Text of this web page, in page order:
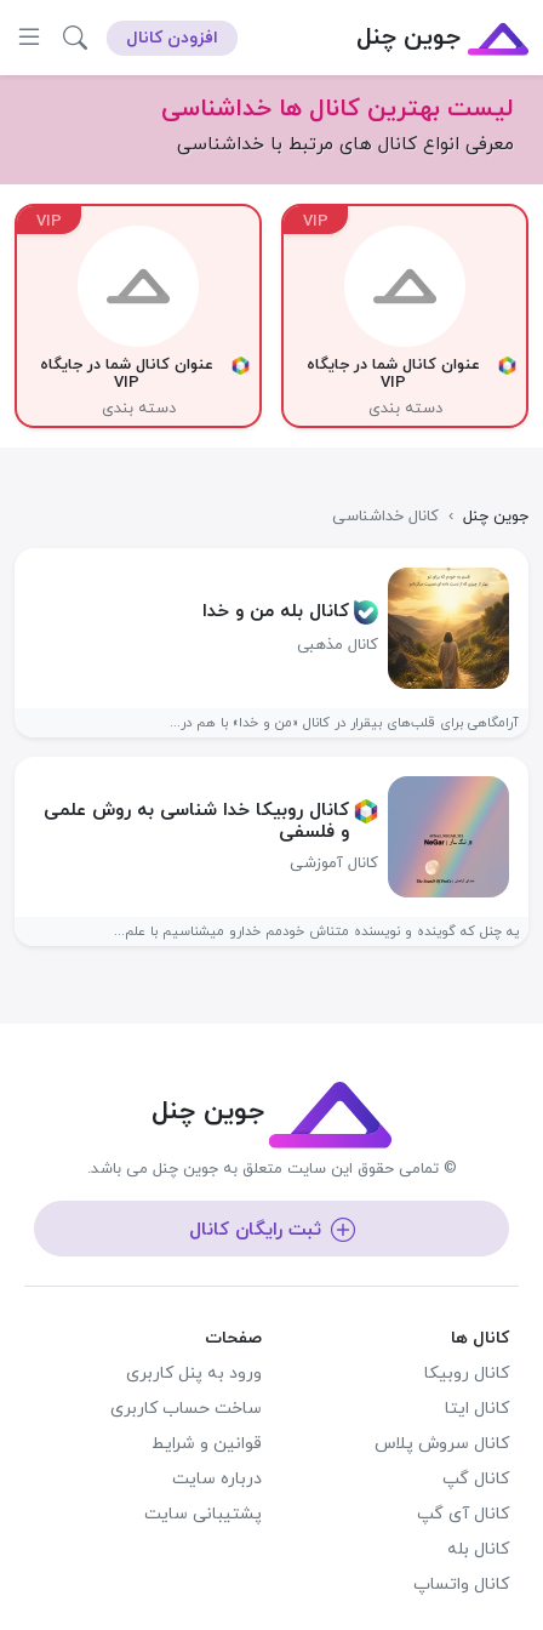
جوین چنل افزودن کانال
لیست بهترین کانال ها خداشناسی
معرفی انواع کانال های مرتبط با خداشناسی
VIP
عنوان کانال شما در جایگاه
VIP
دسته بندی
VIP
عنوان کانال شما در جایگاه
VIP
دسته بندی
جوین چنل › کانال خداشناسی
کانال بله من و خدا
کانال مذهبی
آرامگاهی برای قلب‌های بیقرار در کانال «من و خدا» با هم در...
کانال روبیکا خدا شناسی به روش علمی
و فلسفی
کانال آموزشی
یه چنل که گوینده و نویسنده متناش خودمم خدارو میشناسیم با علم...
جوین چنل
© تمامی حقوق این سایت متعلق به جوین چنل می باشد.
ثبت رایگان کانال
کانال ها
کانال روبیکا
کانال ایتا
کانال سروش پلاس
کانال گپ
کانال آی گپ
کانال بله
کانال واتساپ
صفحات
ورود به پنل کاربری
ساخت حساب کاربری
قوانین و شرایط
درباره سایت
پشتیبانی سایت